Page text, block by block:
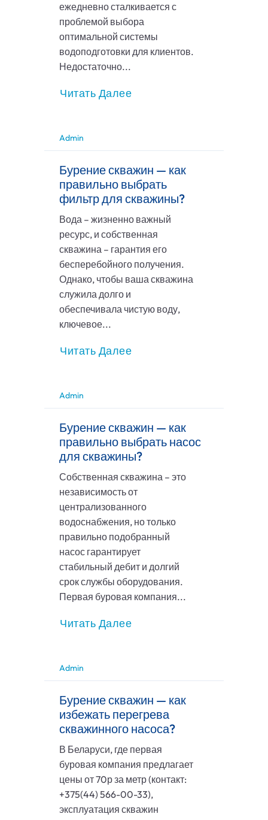
ежедневно сталкивается с
проблемой выбора
оптимальной системы
водоподготовки для клиентов.
Недостаточно...
Читать Далее
Admin
Бурение скважин — как
правильно выбрать
фильтр для скважины?
Вода – жизненно важный
ресурс, и собственная
скважина – гарантия его
бесперебойного получения.
Однако, чтобы ваша скважина
служила долго и
обеспечивала чистую воду,
ключевое...
Читать Далее
Admin
Бурение скважин — как
правильно выбрать насос
для скважины?
Собственная скважина – это
независимость от
централизованного
водоснабжения, но только
правильно подобранный
насос гарантирует
стабильный дебит и долгий
срок службы оборудования.
Первая буровая компания...
Читать Далее
Admin
Бурение скважин — как
избежать перегрева
скважинного насоса?
В Беларуси, где первая
буровая компания предлагает
цены от 70р за метр (контакт:
+375(44) 566-00-33),
эксплуатация скважин